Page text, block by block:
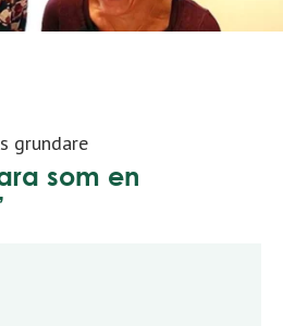
grundare
som en